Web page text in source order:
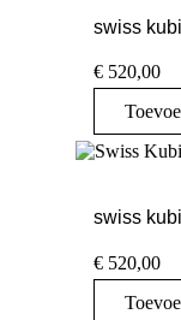
swiss
€ 520,00
swiss
€ 520,00